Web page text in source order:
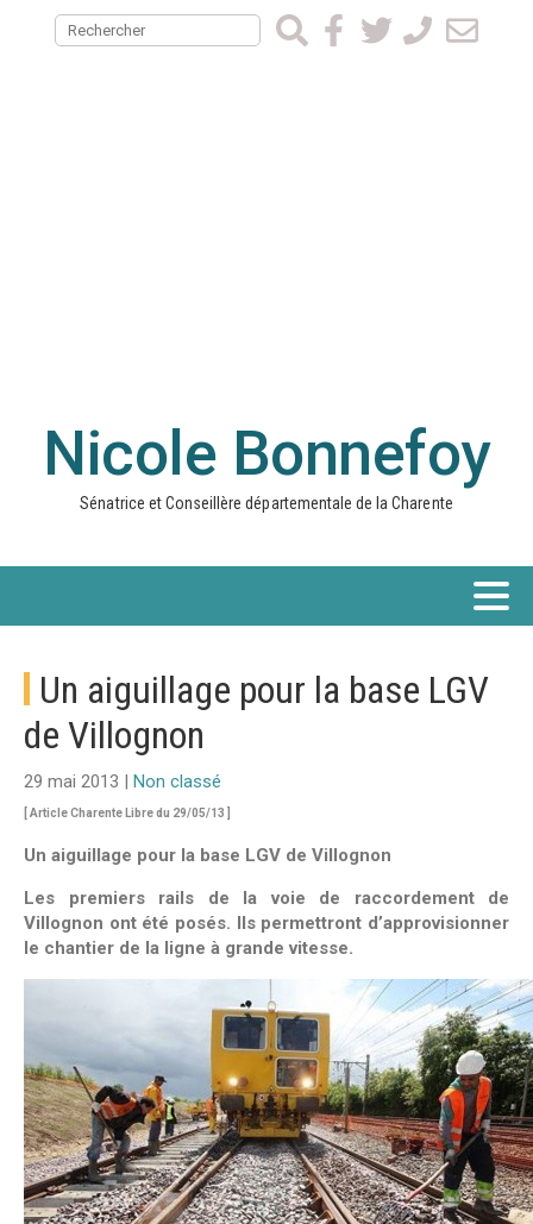
Nicole Bonnefoy
Sénatrice et Conseillère départementale de la Charente
Un aiguillage pour la base LGV
de Villognon
29 mai 2013 | Non classé
[ Article Charente Libre du 29/05/13 ]
Un aiguillage pour la base LGV de Villognon
Les premiers rails de la voie de raccordement de
Villognon ont été posés. Ils permettront d’approvisionner
le chantier de la ligne à grande vitesse.